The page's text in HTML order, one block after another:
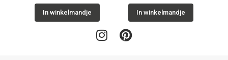
In winkelmandje In winkelmandje